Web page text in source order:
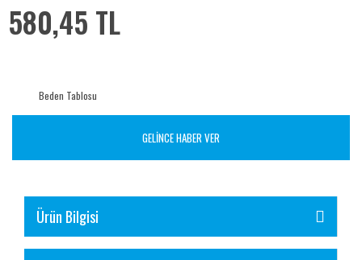
580,45 TL
Beden Tablosu
GELİNCE HABER VER
Ürün Bilgisi